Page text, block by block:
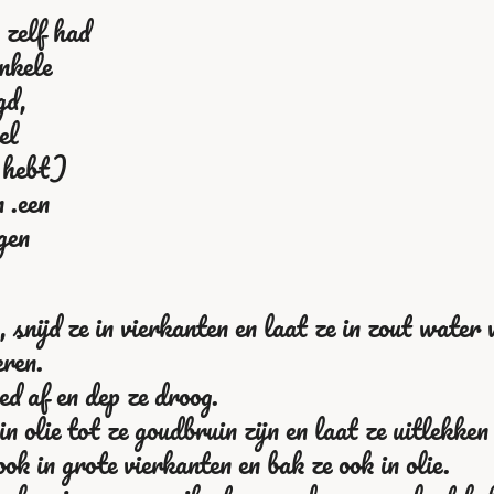
had
hebt)
ze in vierkanten en laat ze in zout water
af en dep ze droog.
olie tot ze goudbruin zijn en laat ze uitlekken
in grote vierkanten en bak ze ook in olie.